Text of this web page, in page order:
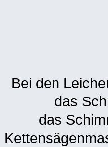
Bei den
das
das